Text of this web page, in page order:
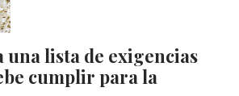
lista de exigencias
cumplir para la